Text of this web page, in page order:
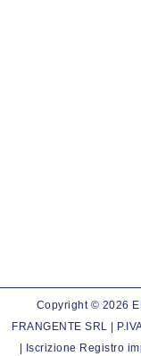
Copyright © 2026
FRANGENTE SRL |
| Iscrizione Registro